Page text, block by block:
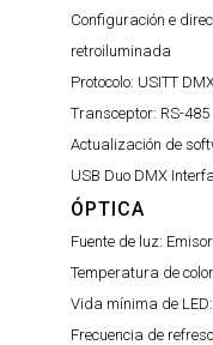
Configuración e
retroiluminada
Protocolo: USITT
Transceptor: RS-485
Actualización de
USB Duo DMX
ÓPTICA
Fuente de luz:
Temperatura de
Vida mínima de LED:
Frecuencia de